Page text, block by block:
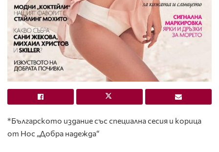
*Българското издание със специална сесия и корица
от Нос „Добра надежда“